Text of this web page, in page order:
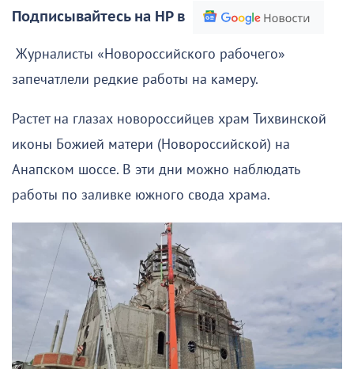
Подписывайтесь на НР в
Журналисты «Новороссийского рабочего»
запечатлели редкие работы на камеру.
Растет на глазах новороссийцев храм Тихвинской
иконы Божией матери (Новороссийской) на
Анапском шоссе. В эти дни можно наблюдать
работы по заливке южного свода храма.